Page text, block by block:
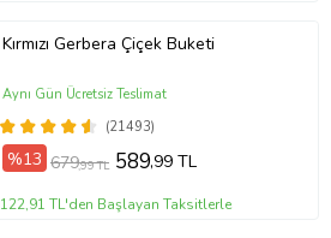
Kırmızı Gerbera Çiçek Buketi
(21493)
Aynı Gün Ücretsiz Teslimat
%13 679,99 TL 589,99 TL
122,91 TL'den Başlayan Taksitlerle